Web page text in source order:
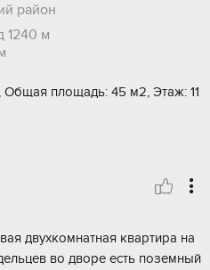
район
1240 м
Общая площадь: 45 м2, Этаж: 11
двухкомнатная квартира на
во дворе есть поземный